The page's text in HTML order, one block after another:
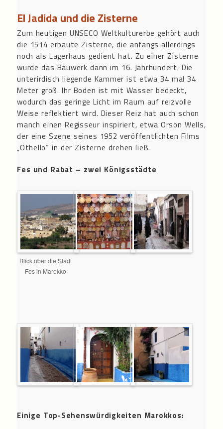
El Jadida und die Zisterne
Zum heutigen UNSECO Weltkulturerbe gehört auch
die 1514 erbaute Zisterne, die anfangs allerdings
noch als Lagerhaus gedient hat. Zu einer Zisterne
wurde das Bauwerk dann im 16. Jahrhundert. Die
unterirdisch liegende Kammer ist etwa 34 mal 34
Meter groß. Ihr Boden ist mit Wasser bedeckt,
wodurch das geringe Licht im Raum auf reizvolle
Weise reflektiert wird. Dieser Reiz hat auch schon
manch einen Regisseur inspiriert, etwa Orson Wells,
der eine Szene seines 1952 veröffentlichten Films
„Othello“ in der Zisterne drehen ließ.
Fes und Rabat – zwei Königsstädte
Blick über die Stadt
Fes in Marokko
Einige Top-Sehenswürdigkeiten Marokkos: